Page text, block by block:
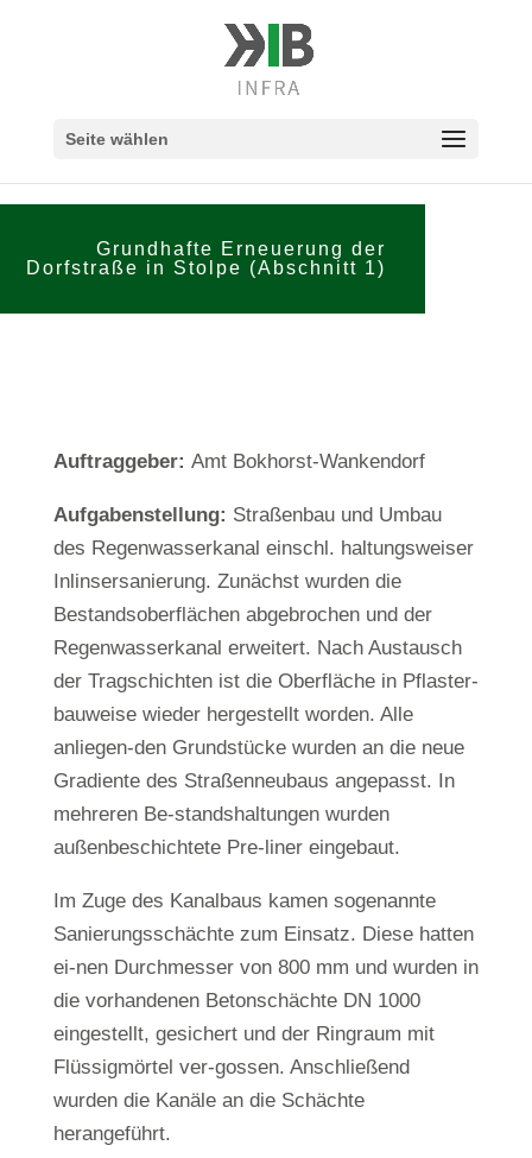
Seite wählen
Grundhafte Erneuerung der
Dorfstraße in Stolpe (Abschnitt 1)
Auftraggeber: Amt Bokhorst-Wankendorf
Aufgabenstellung: Straßenbau und Umbau
des Regenwasserkanal einschl. haltungsweiser
Inlinsersanierung. Zunächst wurden die
Bestandsoberflächen abgebrochen und der
Regenwasserkanal erweitert. Nach Austausch
der Tragschichten ist die Oberfläche in Pflaster-
bauweise wieder hergestellt worden. Alle
anliegen-den Grundstücke wurden an die neue
Gradiente des Straßenneubaus angepasst. In
mehreren Be-standshaltungen wurden
außenbeschichtete Pre-liner eingebaut.
Im Zuge des Kanalbaus kamen sogenannte
Sanierungsschächte zum Einsatz. Diese hatten
ei-nen Durchmesser von 800 mm und wurden in
die vorhandenen Betonschächte DN 1000
eingestellt, gesichert und der Ringraum mit
Flüssigmörtel ver-gossen. Anschließend
wurden die Kanäle an die Schächte
herangeführt.